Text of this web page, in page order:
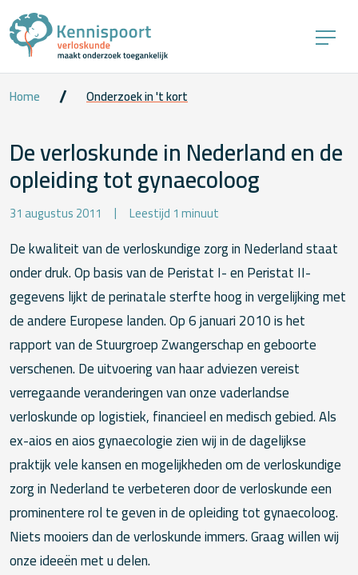
Home Onderzoek in 't kort
De verloskunde in Nederland en de
opleiding tot gynaecoloog
31 augustus 2011 Leestijd 1 minuut
De kwaliteit van de verloskundige zorg in Nederland staat
onder druk. Op basis van de Peristat I- en Peristat II-
gegevens lijkt de perinatale sterfte hoog in vergelijking met
de andere Europese landen. Op 6 januari 2010 is het
rapport van de Stuurgroep Zwangerschap en geboorte
verschenen. De uitvoering van haar adviezen vereist
verregaande veranderingen van onze vaderlandse
verloskunde op logistiek, financieel en medisch gebied. Als
ex-aios en aios gynaecologie zien wij in de dagelijkse
praktijk vele kansen en mogelijkheden om de verloskundige
zorg in Nederland te verbeteren door de verloskunde een
prominentere rol te geven in de opleiding tot gynaecoloog.
Niets mooiers dan de verloskunde immers. Graag willen wij
onze ideeën met u delen.